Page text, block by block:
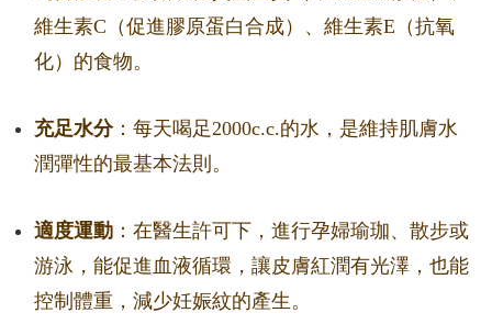
維生素C（促進膠原蛋白合成）、維生素E（抗氧
化）的食物。
充足水分：每天喝足2000c.c.的水，是維持肌膚水
潤彈性的最基本法則。
適度運動 ：在醫生許可下，進行孕婦瑜珈、散步或
游泳，能促進血液循環，讓皮膚紅潤有光澤，也能
控制體重，減少妊娠紋的產生。